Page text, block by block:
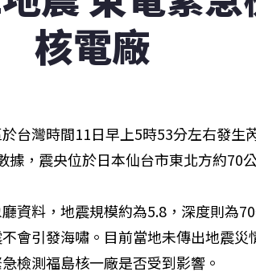
核電廠
台灣時間11日早上5時53分左右發生
據，震央位於日本仙台市東北方約70
資料，地震規模約為5.8，深度則為
會引發海嘯。目前當地未傳出地震
檢測福島核一廠是否受到影響。